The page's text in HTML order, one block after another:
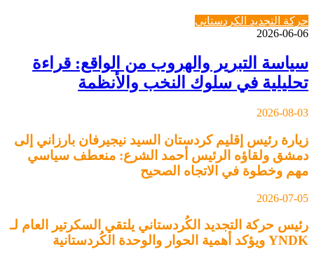
حركة التجديد الكردستاني
2026-06-06
سياسة التبرير والهروب من الواقع: قراءة
تحليلية في سلوك النخب والأنظمة
2026-08-03
زيارة رئيس إقليم كردستان السيد نيجيرفان بارزاني إلى
دمشق ولقاؤه الرئيس أحمد الشرع: منعطف سياسي
مهم وخطوة في الاتجاه الصحيح
2026-07-05
رئيس حركة التجديد الكُردستاني يلتقي السكرتير العام لـ
YNDK ويؤكد أهمية الحوار والوحدة الكُردستانية